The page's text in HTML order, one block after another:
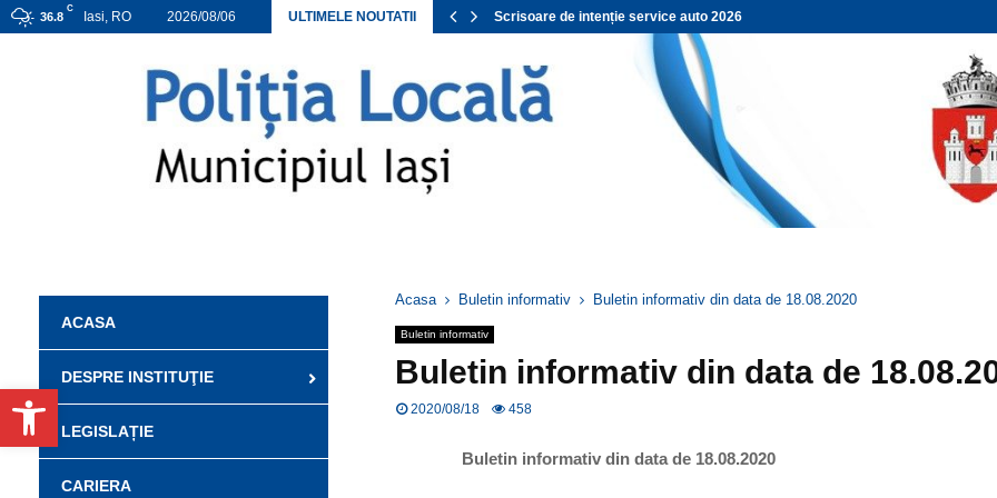
Deschide bara de unelte
36.8
C
Iasi, RO 2026/08/06 ULTIMELE NOUTATII
ACHIZIȚII DIRECTE APROBATE 2026 Scrisoare de intenție service auto 2026
Acasa Buletin informativ Buletin informativ din data de 18.08.2020
Buletin informativ
Buletin informativ din data de
2020/08/18 458
Buletin informativ din data de 18.08.2020
ACASA
DESPRE INSTITUŢIE
LEGISLAȚIE
CARIERA